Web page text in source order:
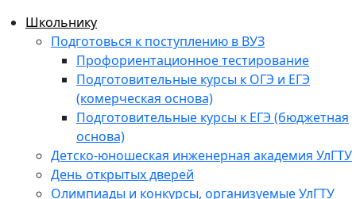
Школьнику
Подготовься к поступлению в ВУЗ
Профориентационное тестирование
Подготовительные курсы к ОГЭ и ЕГЭ
(комерческая основа)
Подготовительные курсы к ЕГЭ (бюджетная
основа)
Детско-юношеская инженерная академия УлГТУ
День открытых дверей
Олимпиады и конкурсы, организуемые УлГТУ